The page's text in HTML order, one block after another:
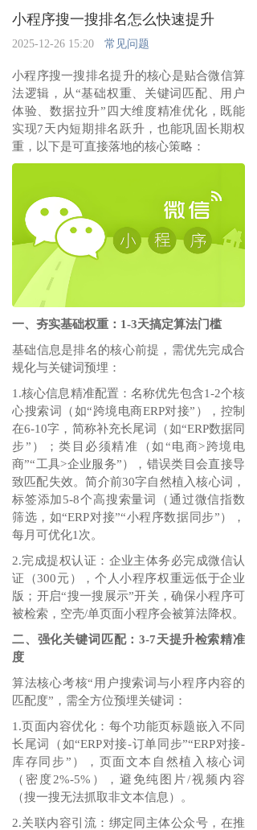
小程序搜一搜排名怎么快速提升
2025-12-26 15:20 常见问题
小程序搜一搜排名提升的核心是贴合微信算
法逻辑，从“基础权重、关键词匹配、用户
体验、数据拉升”四大维度精准优化，既能
实现7天内短期排名跃升，也能巩固长期权
重，以下是可直接落地的核心策略：
一、夯实基础权重：1-3天搞定算法门槛
基础信息是排名的核心前提，需优先完成合
规化与关键词预埋：
1.核心信息精准配置：名称优先包含1-2个核
心搜索词（如“跨境电商ERP对接”），控制
在6-10字，简称补充长尾词（如“ERP数据同
步”）；类目必须精准（如“电商>跨境电
商”“工具>企业服务”），错误类目会直接导
致匹配失效。简介前30字自然植入核心词，
标签添加5-8个高搜索量词（通过微信指数
筛选，如“ERP对接”“小程序数据同步”），
每月可优化1次。
2.完成提权认证：企业主体务必完成微信认
证（300元），个人小程序权重远低于企业
版；开启“搜一搜展示”开关，确保小程序可
被检索，空壳/单页面小程序会被算法降权。
二、强化关键词匹配：3-7天提升检索精准
度
算法核心考核“用户搜索词与小程序内容的
匹配度”，需全方位预埋关键词：
1.页面内容优化：每个功能页标题嵌入不同
长尾词（如“ERP对接-订单同步”“ERP对接-
库存同步”），页面文本自然植入核心词
（密度2%-5%），避免纯图片/视频内容
（搜一搜无法抓取非文本信息）。
2.关联内容引流：绑定同主体公众号，在推